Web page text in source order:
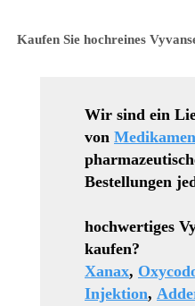
Kaufen Sie hochreines
Wir sind ein
von
Bestellungen
Wo
hochwertiges
kaufen?
Xanax,
Injektion,